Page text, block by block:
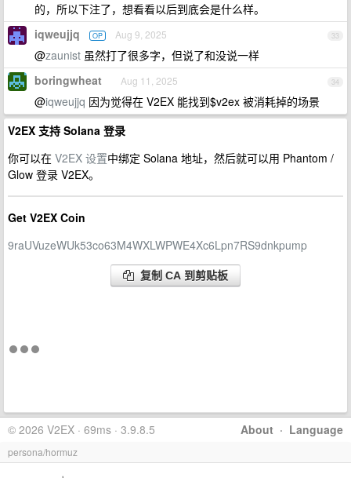
的，所以下注了，想看看以后到底会是什么样。
33
iqweujjq OP Aug 9, 2025
@zaunist 虽然打了很多字，但说了和没说一样
34
boringwheat Aug 11, 2025
@iqweujjq 因为觉得在 V2EX 能找到$v2ex 被消耗掉的场景
V2EX 支持 Solana 登录
你可以在 V2EX 设置中绑定 Solana 地址，然后就可以用 Phantom /
Glow 登录 V2EX。
Get V2EX Coin
9raUVuzeWUk53co63M4WXLWPWE4Xc6Lpn7RS9dnkpump
复制 CA 到剪贴板
About · Language
© 2026 V2EX · 69ms · 3.9.8.5
persona/hormuz